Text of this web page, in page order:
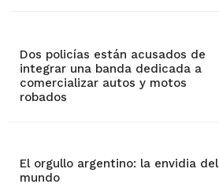
Dos policías están acusados de
integrar una banda dedicada a
comercializar autos y motos
robados
El orgullo argentino: la envidia del
mundo